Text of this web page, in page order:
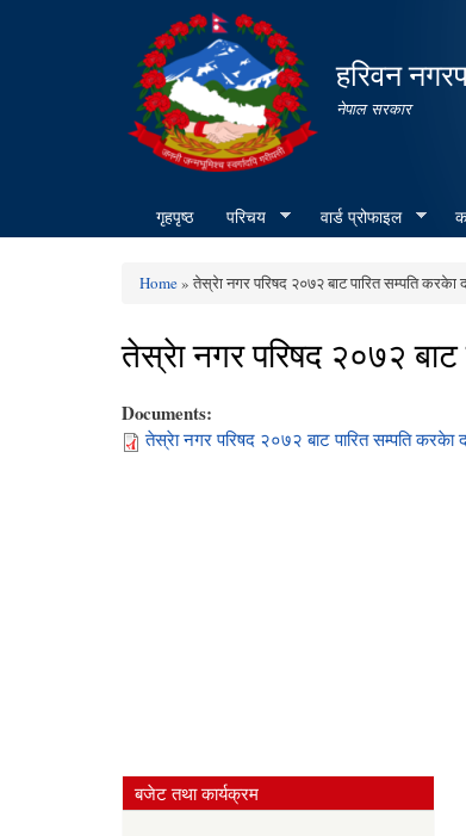
हरिवन
नेपाल सरकार
गृहपृष्ठ परिचय वार्ड प्रोफाइल
You are here
Home» तेस्रेा नगर परिषद २०७२ बाट पारित सम्पति करकेा
तेस्रेा नगर परिषद २०७२ बाट
Documents:
तेस्रेा नगर परिषद २०७२ बाट पारित सम्पति करकेा
बजेट तथा कार्यक्रम